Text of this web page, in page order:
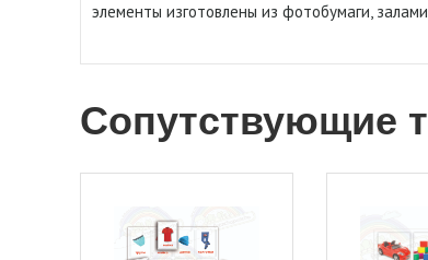
элементы изготовлены из фотобумаги,
Сопутствующие